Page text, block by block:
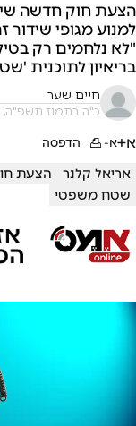
הצעת חוק חדשה
למנוע מגופי שידור
"לא נלחמים רק
בריאיון לתוכנית
חיים שער
כ"ה בתמוז תשפ"ה, 21/07/25 16:32
א+א- הדפסה
אריאל קלנר הצעת
שטח משפטי